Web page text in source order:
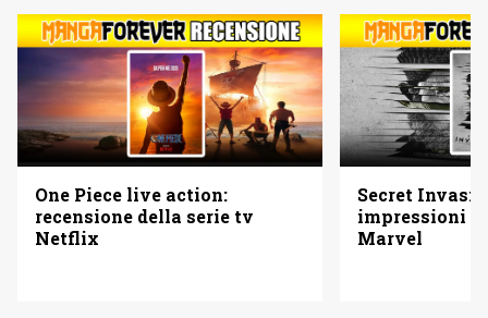
One Piece live action:
recensione della serie tv
Netflix
Secret
impressioni
Marvel